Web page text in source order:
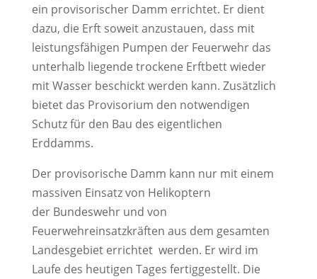
ein provisorischer Damm errichtet. Er dient
dazu, die Erft soweit anzustauen, dass mit
leistungsfähigen Pumpen der Feuerwehr das
unterhalb liegende trockene Erftbett wieder
mit Wasser beschickt werden kann. Zusätzlich
bietet das Provisorium den notwendigen
Schutz für den Bau des eigentlichen
Erddamms.
Der provisorische Damm kann nur mit einem
massiven Einsatz von Helikoptern
der Bundeswehr und von
Feuerwehreinsatzkräften aus dem gesamten
Landesgebiet errichtet werden. Er wird im
Laufe des heutigen Tages fertiggestellt. Die